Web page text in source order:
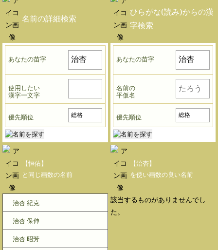
名前の詳細検索
あなたの苗字
使用したい
漢字一文字
優先順位
ひらがな(読み)からの漢
字検索
あなたの苗字
名前の
平仮名
優先順位
【恒佑】
と同じ画数の名前
治杏 紀克
治杏 保伸
治杏 昭芳
【治杏】
を使い画数の良い名前
該当するものがありませんでし
た。